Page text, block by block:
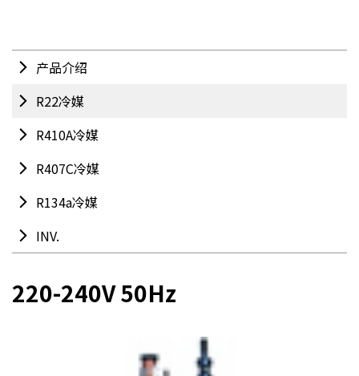
产品介绍
R22冷媒
R410A冷媒
R407C冷媒
R134a冷媒
INV.
220-240V 50Hz